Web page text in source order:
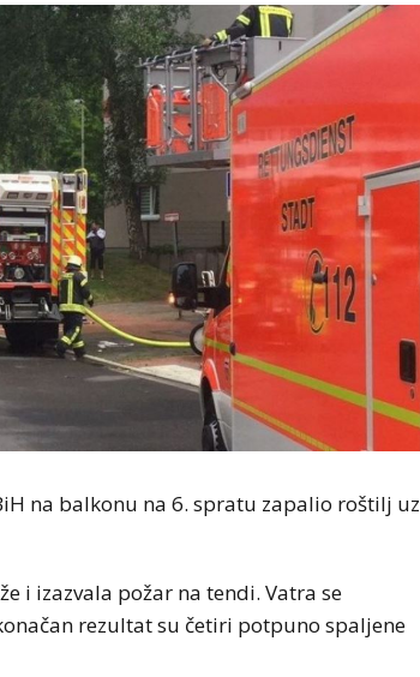
na balkonu na 6. spratu zapalio roštilj uz
i izazvala požar na tendi. Vatra se
rezultat su četiri potpuno spaljene